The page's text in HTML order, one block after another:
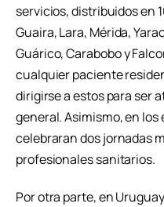
servicios, distribuidos en
Guaira, Lara, Mérida,
Guárico, Carabobo y
cualquier paciente
dirigirse a estos para ser
general. Asimismo, en los
celebraran dos jornadas
profesionales sanitarios.
Por otra parte, en